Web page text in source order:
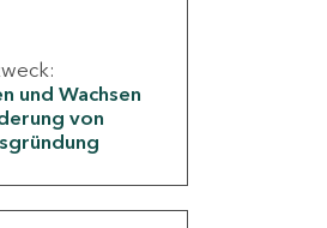
und Wachsen
von